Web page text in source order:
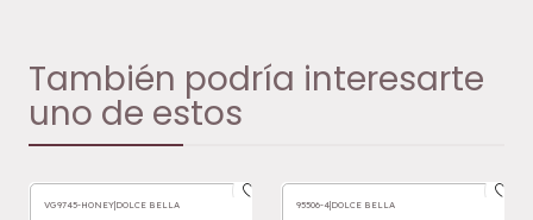
También podría interesarte
uno de estos
VG9745-HONEY|DOLCE BELLA 95506-4|DOLCE BELLA